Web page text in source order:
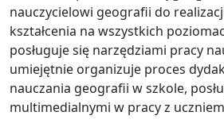
nauczycielowi geografii do
kształcenia na wszystkich
posługuje się narzędziami pracy
umiejętnie organizuje proces
nauczania geografii w szkole,
multimedialnymi w pracy z